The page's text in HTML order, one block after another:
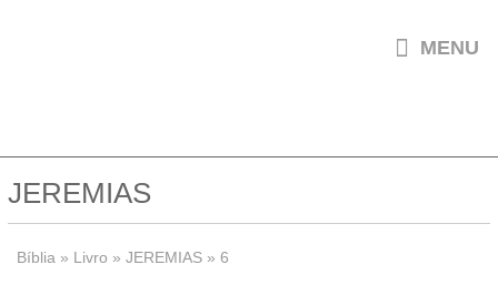
 MENU
JEREMIAS
Bíblia » Livro » JEREMIAS » 6